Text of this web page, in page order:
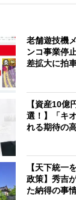
老舗遊技機
ンコ事業停
差拡大に拍
【資産10億
選！】「キ
れる期待の
【天下統一
政策】秀吉
た納得の事